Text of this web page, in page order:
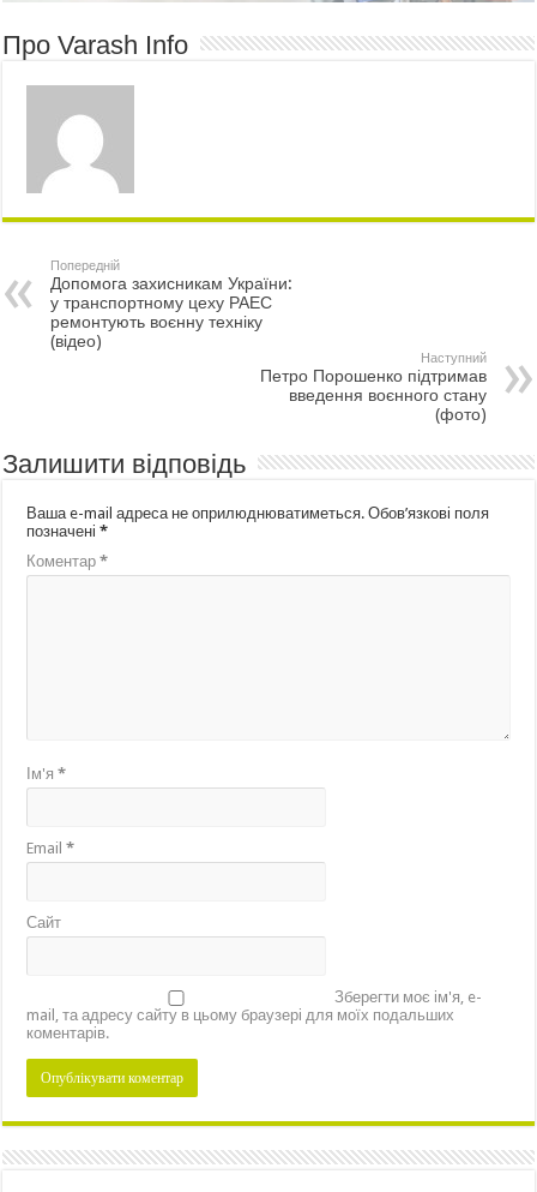
Про Varash Info
Попередній
Допомога захисникам України:
у транспортному цеху РАЕС
ремонтують воєнну техніку
(відео)
Наступний
Петро Порошенко підтримав
введення воєнного стану
(фото)
Залишити відповідь
Ваша e-mail адреса не оприлюднюватиметься. Обов’язкові поля
позначені*
Коментар*
Ім'я*
Email*
Сайт
Зберегти моє ім'я, e-
mail, та адресу сайту в цьому браузері для моїх подальших
коментарів.